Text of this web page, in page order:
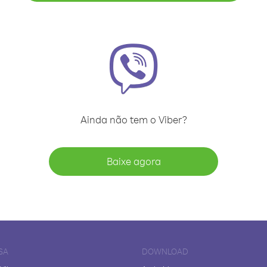
Ainda não tem o Viber?
Baixe agora
DOWNLOAD